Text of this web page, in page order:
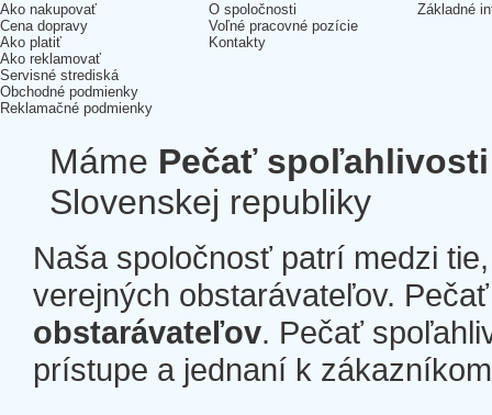
Ako nakupovať
Cena dopravy
Ako platiť
Ako reklamovať
Servisné strediská
Obchodné podmienky
Reklamačné podmienky
O spoločnosti
Voľné pracovné pozície
Kontakty
Základné
Máme Pečať spoľahlivosti
Slovenskej republiky
Naša spoločnosť patrí medzi
verejných obstarávateľov.
obstarávateľov. Pečať
prístupe a jednaní k